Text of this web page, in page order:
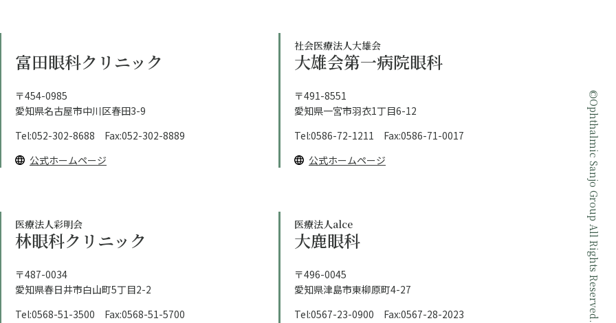
©
Ophthalmic Sanjo Group All Rights Reserved.
富田眼科クリニック
〒454-0985
愛知県名古屋市中川区春田3-9
Tel:052-302-8688 Fax:052-302-8889
公式ホームページ
社会医療法人大雄会
大雄会第一病院眼科
〒491-8551
愛知県一宮市羽衣1丁目6-12
Tel:0586-72-1211 Fax:0586-71-0017
公式ホームページ
医療法人彩明会
林眼科クリニック
〒487-0034
愛知県春日井市白山町5丁目2-2
Tel:0568-51-3500 Fax:0568-51-5700
医療法人alce
大鹿眼科
〒496-0045
愛知県津島市東柳原町4-27
Tel:0567-23-0900 Fax:0567-28-2023